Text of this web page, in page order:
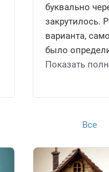
буквально
закрутилось.
варианта,
было
Показать
Все